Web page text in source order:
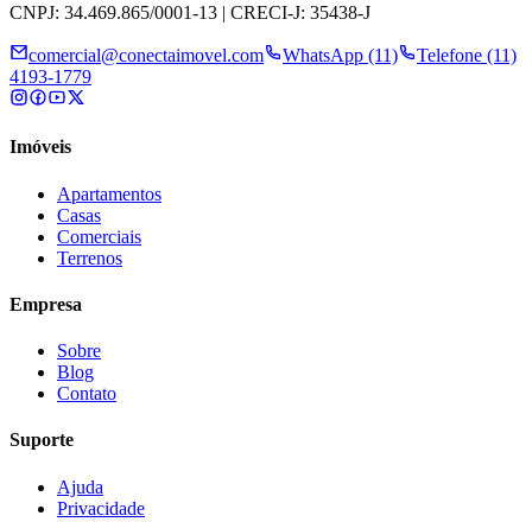
CNPJ: 34.469.865/0001-13 | CRECI-J: 35438-J
comercial@conectaimovel.com WhatsApp (11)
Telefone (11)
4193-1779
Imóveis
Apartamentos
Casas
Comerciais
Terrenos
Empresa
Sobre
Blog
Contato
Suporte
Ajuda
Privacidade